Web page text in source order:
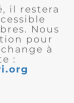
il restera
Nous
pour
à
: